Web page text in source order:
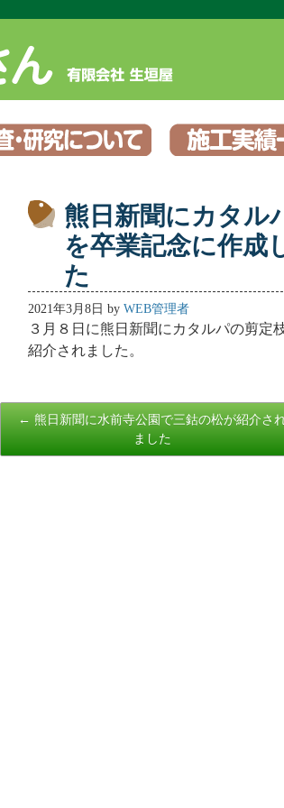
熊日新聞にカタル
を卒業記念に作成
た
2021年3月8日 by WEB管理者
３月８日に熊日新聞にカタルパの剪定
紹介されました。
Post
navigation
← 熊日新聞に水前寺公園で三鈷の松が紹介さ
ました